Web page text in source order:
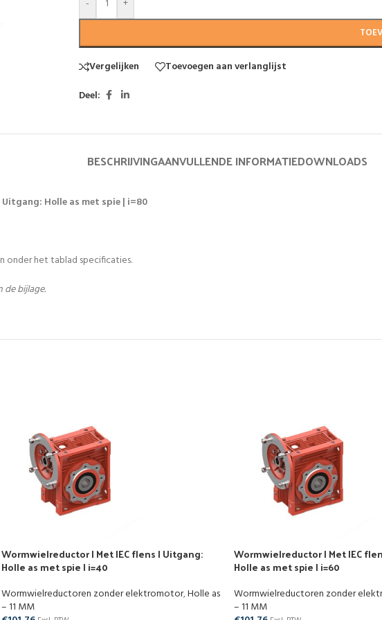
- +
Vergelijken
Toevoegen aan verlanglijst
Deel:
BESCHRIJVINGAANVULLENDE INFORMATIEDOWNLOADS
Holle as met spie | i=80
onder het tablad specificaties.
de bijlage.
Wormwielreductor | Met IEC flens | Uitgang:
Holle as met spie | i=40
Wormwielreductoren zonder elektromotor,Holle as
– 11 MM
Wormwielreductor | Met IEC
Holle as met spie | i=60
Wormwielreductoren zonder
– 11 MM